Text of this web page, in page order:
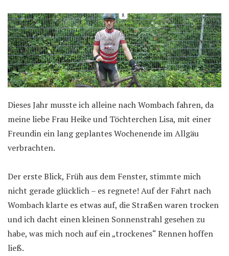
Dieses Jahr musste ich alleine nach Wombach fahren, da
meine liebe Frau Heike und Töchterchen Lisa, mit einer
Freundin ein lang geplantes Wochenende im Allgäu
verbrachten.
Der erste Blick, Früh aus dem Fenster, stimmte mich
nicht gerade glücklich – es regnete! Auf der Fahrt nach
Wombach klarte es etwas auf, die Straßen waren trocken
und ich dacht einen kleinen Sonnenstrahl gesehen zu
habe, was mich noch auf ein „trockenes“ Rennen hoffen
ließ.